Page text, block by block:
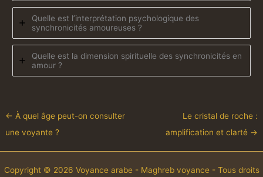
Quelle est l’interprétation psychologique des
synchronicités amoureuses ?
Quelle est la dimension spirituelle des synchronicités en
amour ?
← À quel âge peut-on consulter
une voyante ?
Le cristal de roche :
amplification et clarté →
Copyright © 2026 Voyance arabe - Maghreb voyance - Tous droits